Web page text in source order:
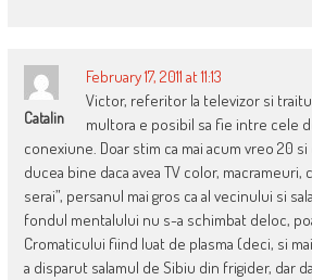
Catalin
February 17, 2011 at 11:13
Victor, referitor la televizor si
multora e posibil sa fie intre cele
conexiune. Doar stim ca mai acum vreo 20
ducea bine daca avea TV color, macrameuri,
serai”, persanul mai gros ca al vecinului si
fondul mentalului nu s-a schimbat deloc,
Cromaticului fiind luat de plasma (deci, si
a disparut salamul de Sibiu din frigider, dar